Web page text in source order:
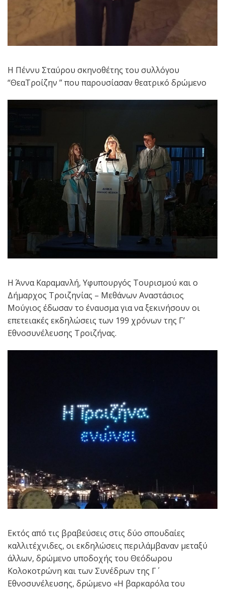
Η Πέννυ Σταύρου σκηνοθέτης του συλλόγου
“ΘεαΤροίζην ” που παρουσίασαν θεατρικό δρώμενο
Η Άννα Καραμανλή, Υφυπουργός Τουρισμού και ο
Δήμαρχος Τροιζηνίας – Μεθάνων Αναστάσιος
Μούγιος έδωσαν το έναυσμα για να ξεκινήσουν οι
επετειακές εκδηλώσεις των 199 χρόνων της Γ’
Εθνοσυνέλευσης Τροιζήνας.
Εκτός από τις βραβεύσεις στις δύο σπουδαίες
καλλιτέχνιδες, οι εκδηλώσεις περιλάμβαναν μεταξύ
άλλων, δρώμενο υποδοχής του Θεόδωρου
Κολοκοτρώνη και των Συνέδρων της Γ΄
Εθνοσυνέλευσης, δρώμενο «Η βαρκαρόλα του